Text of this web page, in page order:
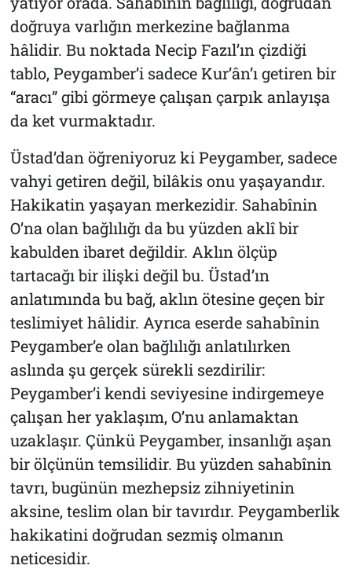
doğruya varlığın merkezine bağlanma
hâlidir. Bu noktada Necip Fazıl’ın çizdiği
tablo, Peygamber’i sadece Kur’ân’ı getiren bir
“aracı” gibi görmeye çalışan çarpık anlayışa
da ket vurmaktadır.
Üstad’dan öğreniyoruz ki Peygamber, sadece
vahyi getiren değil, bilâkis onu yaşayandır.
Hakikatin yaşayan merkezidir. Sahabînin
O’na olan bağlılığı da bu yüzden aklî bir
kabulden ibaret değildir. Aklın ölçüp
tartacağı bir ilişki değil bu. Üstad’ın
anlatımında bu bağ, aklın ötesine geçen bir
teslimiyet hâlidir. Ayrıca eserde sahabînin
Peygamber’e olan bağlılığı anlatılırken
aslında şu gerçek sürekli sezdirilir:
Peygamber’i kendi seviyesine indirgemeye
çalışan her yaklaşım, O’nu anlamaktan
uzaklaşır. Çünkü Peygamber, insanlığı aşan
bir ölçünün temsilidir. Bu yüzden sahabînin
tavrı, bugünün mezhepsiz zihniyetinin
aksine, teslim olan bir tavırdır. Peygamberlik
hakikatini doğrudan sezmiş olmanın
neticesidir.